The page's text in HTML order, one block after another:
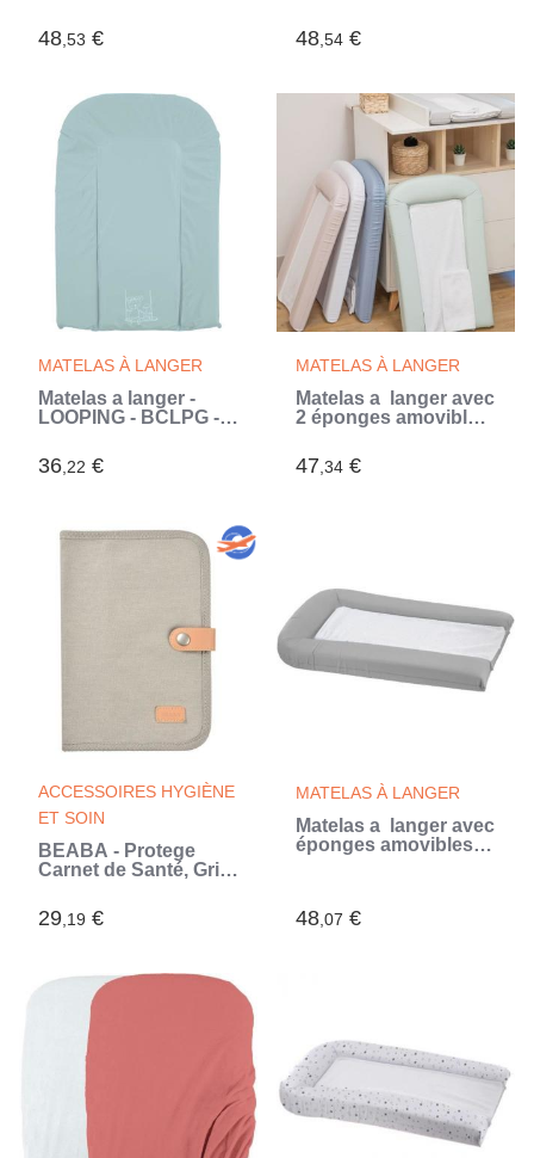
AMOVIBLES/CONFORT
42x70 cm NUAGE
48,53 €
AMOVIBLES/CONFORT
42x70 cm SAUGE
48,54 €
MATELAS À LANGER
Matelas a langer -
LOOPING - BCLPG -
Glacier
36,22 €
MATELAS À LANGER
Matelas a langer avec
2 éponges amovibles
(Violet)
47,34 €
ACCESSOIRES HYGIÈNE
ET SOIN
BÉABA - Protege
Carnet de Santé, Gris
29,19 €
MATELAS À LANGER
Matelas a langer avec
éponges amovibles -
48,07 €